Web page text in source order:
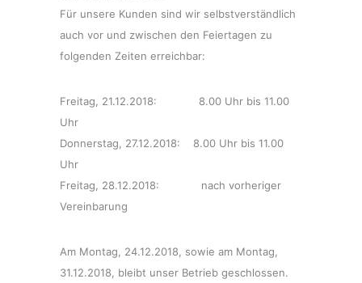
Für unsere Kunden sind wir selbstverständlich
auch vor und zwischen den Feiertagen zu
folgenden Zeiten erreichbar:
Freitag, 21.12.2018: 8.00 Uhr bis 11.00
Uhr
Donnerstag, 27.12.2018: 8.00 Uhr bis 11.00
Uhr
Freitag, 28.12.2018: nach vorheriger
Vereinbarung
Am Montag, 24.12.2018, sowie am Montag,
31.12.2018, bleibt unser Betrieb geschlossen.